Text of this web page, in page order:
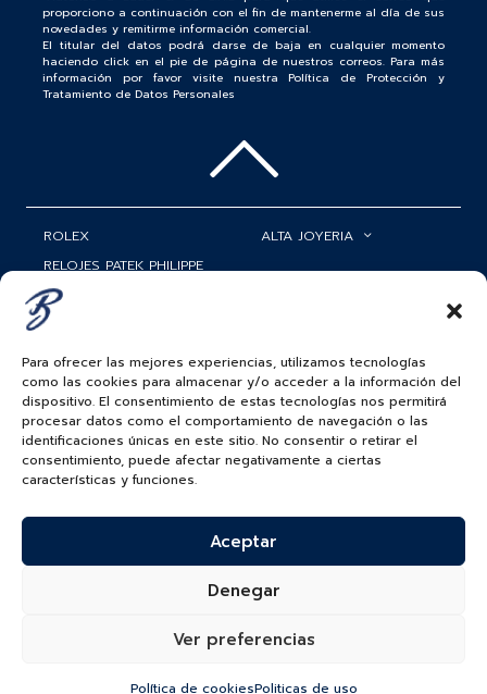
Para ofrecer las mejores experiencias, utilizamos tecnologías
como las cookies para almacenar y/o acceder a la información del
dispositivo. El consentimiento de estas tecnologías nos permitirá
procesar datos como el comportamiento de navegación o las
identificaciones únicas en este sitio. No consentir o retirar el
consentimiento, puede afectar negativamente a ciertas
características y funciones.
Aceptar
Denegar
Ver preferencias
Política de cookiesPoliticas de uso
proporciono a continuación con el fin de mantenerme al día de sus
novedades y remitirme información comercial.
El titular del datos podrá darse de baja en cualquier momento
haciendo click en el pie de página de nuestros correos. Para más
información por favor visite nuestra Política de Protección y
Tratamiento de Datos Personales
ROLEX
RELOJES PATEK PHILIPPE
RELOJERÍA
ALTA JOYERIA
MATRIMONIOS
ACCESORIOS
BAUER NEWS
SERVICIOS
SIGUENOS EN
BAUER & CO SAS. TODOS LOS DERECHOS
RESERVADOS.
POLÍTICA DE PRIVACIDAD